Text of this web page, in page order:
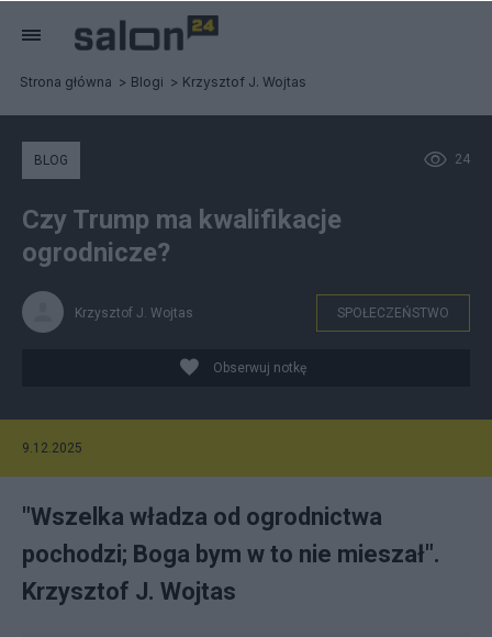
Strona główna Blogi Krzysztof J. Wojtas
24
BLOG
Czy Trump ma kwalifikacje
ogrodnicze?
Krzysztof J. Wojtas SPOŁECZEŃSTWO
Obserwuj notkę
9.12.2025
"Wszelka władza od ogrodnictwa
pochodzi; Boga bym w to nie mieszał".
Krzysztof J. Wojtas